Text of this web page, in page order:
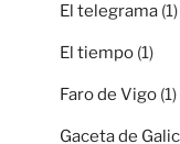
El telegrama (1)
El tiempo (1)
Faro de Vigo (1)
Gaceta de